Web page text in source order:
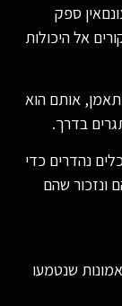
ספק
אל היכולות
אותם הוא
בדרך.
נהדרים כדי
ונזכור שהם
שנטמעו